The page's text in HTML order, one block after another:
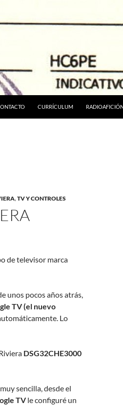
CURRÍCULUM
,TV Y CONTROLES
de televisor marca
unos pocos años atrás,
TV (el nuevo
Lo
DSG32CHE3000
sencilla, desde el
TVle configuré un